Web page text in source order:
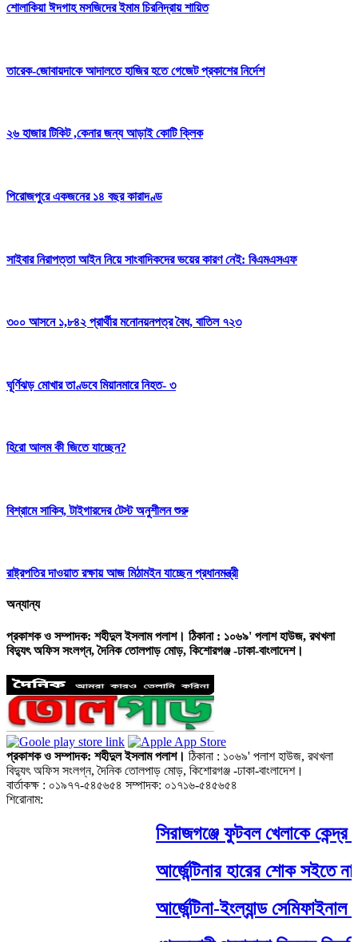
শোলাকিয়া ঈদগাহ মসজিদের ইমাম চিরনিদ্রায় শায়িত
তারেক-জোবায়দাকে আদালতে হাজির হতে গেজেট প্রকাশের নির্দেশ
২৬ হাজার টিকিট ,কেনার জন্য আড়াই কোটি ক্লিক
পিরোজপুরে একজনের ১৪ বছর কারাদণ্ড
সাইবার নিরাপত্তা আইন নিয়ে সাংবাদিকদের ভয়ের কারণ নেই: বিএমএসএফ
৩০০ আসনে ১,৮৪২ প্রার্থীর মনোনয়নপত্র বৈধ, বাতিল ৭২৩
ঘূর্ণিঝড় মোখার তাণ্ডবে মিয়ানমারে নিহত- ৩
হিরো আলম কী জিতে যাচ্ছেন?
বিশ্রামে সাকিব, টাইগারদের টেস্ট অনুশীলন শুরু
রাষ্ট্রপতির দাওয়াত রক্ষায় আজ মিঠামইন যাচ্ছেন প্রধানমন্ত্রী
অন্যান্য
প্রকাশক ও সম্পাদক: শহীদুল ইসলাম পলাশ। ঠিকানা : ১০৬৯' পলাশ হাউজ, রথখলা
বিদ্যুৎ অফিস সংলগ্ন, দৈনিক তোলপাড় মোড়, কিশোরগঞ্জ -ঢাকা-বাংলাদেশ।
প্রকাশক ও সম্পাদক: শহীদুল ইসলাম পলাশ। ঠিকানা : ১০৬৯' পলাশ হাউজ, রথখলা
বিদ্যুৎ অফিস সংলগ্ন, দৈনিক তোলপাড় মোড়, কিশোরগঞ্জ -ঢাকা-বাংলাদেশ।
বার্তাকক্ষ : ০১৯৭৭-৫৪৫৬৫৪ সম্পাদক: ০১৭১৬-৫৪৫৬৫৪
শিরোনাম:
সিরাজগঞ্জে ফুটবল খেলাকে
আর্জেন্টিনার হারের শোক সইতে
আর্জেন্টিনা-ইংল্যান্ড সেমিফাইনাল